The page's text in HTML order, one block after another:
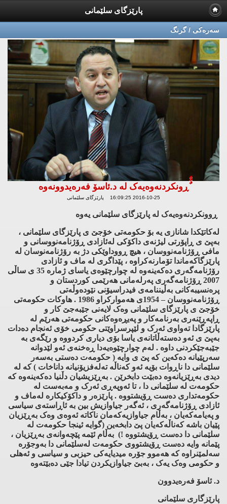
پارێزگای سلێمانی
سه‌ره‌كی / گرنگ
ٌٌٌڕونکردنەوەیەک لە د.ئاسۆ فەرەیدوونەوە
2016-10-25 16:09:25 پارێزگای سلێمانی
لەکاتێکدا شانازی یە بۆ حکومەتی خۆجێ ی پارێزگای سلێمانی ،
بەپێ ی ڕاپۆرتی لیژنەی داکۆکی لەئازادی ڕۆژنامەنووسانی و
مافی ڕۆژنامەنووسان ، هیچ ڕووداوێکی دژ بە رۆژنامەنوسان لە
پارێزگاکەماندا تۆمارنەکراوە ، پێداگری لە ماف و ئازادی
رۆژنامەگەری دەکەینەوە لە چوارچێوەی یاسای ژمارە 35 ی ساڵی
2007 ڕۆژنامەگەری پەرلەمانی هەرێمی کوردستان و
پرەنسیبەکانی بەڵیننامەی فیدراسیۆنی نێودەوڵەتی
ڕۆژنامەنووسان – 1954ی هەموارکراو 1986 . هاوکات حکومەتی
خۆجێ ی پارێزگای سلێمانی وەک لایەنی جێبەجێ کار و
ڕاپەڕێنەری بەرنامەکار و پەیڕەوەکانی حکومەتی هەرێم لە
پارێزگادا تەواوی ئەرک و لێپرسراوێتی حکومی خۆی ئەنجام دەدات
بەپێ ی ئەو دەستەڵاتانەی یاسا بۆی دیاری کردووە و رێگەی بە
جێبەجێکردنی داوە . لەم چوارچێوەیەدا ڕەخنەی ئەو لێدوانە
سەرپێیانە دەکەین کە پێ ی وایە ( حکومەت دەستی بەسەر
سلێمانی دا ناڕوات بۆیە ئەو کەناڵە تەلەفزیۆنیانە داناخات ) کە لە
دیدی بەڕێزیانەوە دەبێت دابخرێن . بەڕێزیشیان دڵنیا دەکەینەوە کە
حکومەت لە سلێمانی دا ، تا ئەوپەڕی ئەرک و مەبەست لە
حکومەتداری دەست ڕۆیشتووە . پارێزەر و داکۆکیکارە لەماف و
ئازادی ڕۆژنامەگەری ، ئەگەر جیاوازیش بین بە ئاڕاستەی سیاسی
و پەیامەکەیان ، بەڵام جیاوازیەکەمان ناکاتە ئەوەی وەک بەڕێزیان
پێیان باشە کەناڵەکەیان پێ دابخەین (گوایە ئینجا حکومەت لە
سلێمانی دا دەست ڕۆیشتووە !) بەڵام ئێمە پێچەوانەی بەڕێزیان ،
پێمانە وایە دەست ڕۆیشتووی حکومەت لەسلێمانی دا بەوجۆرە
سەلمێنراوە کە هەموو جۆرە میدیایەکی حیزبی و سیاسی و ئەهلی
و حکومی وەک یەک ، بەبێ جیاوازیکردن تیادا جێی دەبێتەوە
د. ئاسۆ فەرەیدوون
پارێزگاری سلێمانی